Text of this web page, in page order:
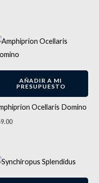
AÑADIR A MI
PRESUPUESTO
Ocellaris Domino